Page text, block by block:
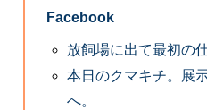
Facebook
放飼場に出て最初の
本日のクマキチ。展
へ。